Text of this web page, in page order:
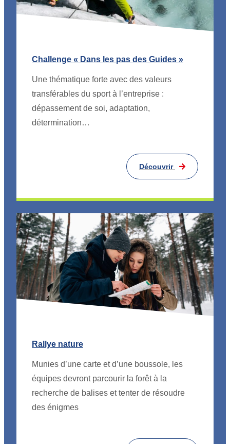
Challenge « Dans les pas des Guides »
Une thématique forte avec des valeurs
transférables du sport à l’entreprise :
dépassement de soi, adaptation,
détermination…
Découvrir
Rallye nature
Munies d’une carte et d’une boussole, les
équipes devront parcourir la forêt à la
recherche de balises et tenter de résoudre
des énigmes